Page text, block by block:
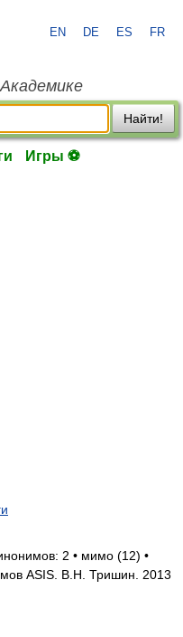
EN DE ES FR
Найти!
Игры ⚽
2 • мимо (12) •
ASIS. В.Н. Тришин. 2013